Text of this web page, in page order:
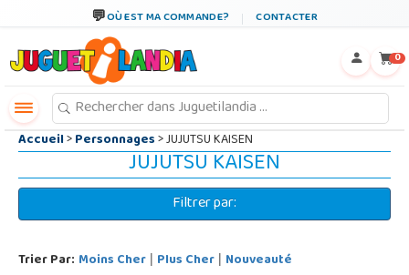
OÙ EST MA COMMANDE? CONTACTER
0
Accueil>Personnages> JUJUTSU KAISEN
JUJUTSU KAISEN
Filtrer par:
Trier Par: Moins Cher | Plus Cher | Nouveauté